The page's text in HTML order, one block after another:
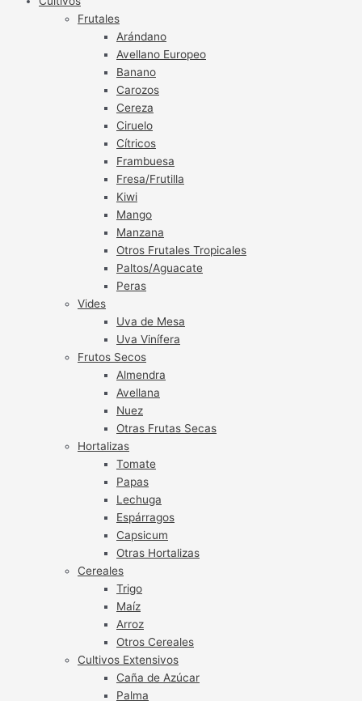
Frutales
Arándano
Avellano Europeo
Banano
Carozos
Cereza
Ciruelo
Cítricos
Frambuesa
Fresa/Frutilla
Kiwi
Mango
Manzana
Otros Frutales Tropicales
Paltos/Aguacate
Peras
Vides
Uva de Mesa
Uva Vinífera
Frutos Secos
Almendra
Avellana
Nuez
Otras Frutas Secas
Hortalizas
Tomate
Papas
Lechuga
Espárragos
Capsicum
Otras Hortalizas
Cereales
Trigo
Maíz
Arroz
Otros Cereales
Cultivos Extensivos
Caña de Azúcar
Palma